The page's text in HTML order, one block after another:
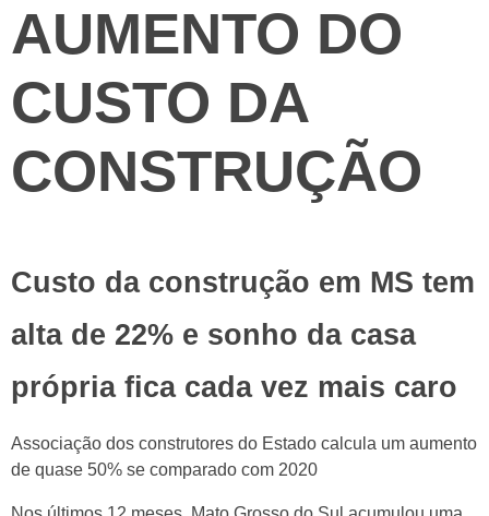
AUMENTO DO
CUSTO DA
CONSTRUÇÃO
Custo da construção em MS tem
alta de 22% e sonho da casa
própria fica cada vez mais caro
Associação dos construtores do Estado calcula um aumento
de quase 50% se comparado com 2020